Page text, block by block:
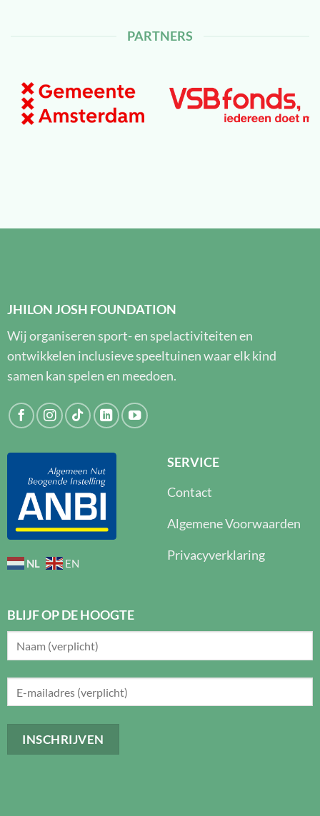
PARTNERS
NL EN
JHILON JOSH FOUNDATION
Wij organiseren sport- en spelactiviteiten en
ontwikkelen inclusieve speeltuinen waar elk kind
samen kan spelen en meedoen.
SERVICE
Contact
Algemene Voorwaarden
Privacyverklaring
BLIJF OP DE HOOGTE